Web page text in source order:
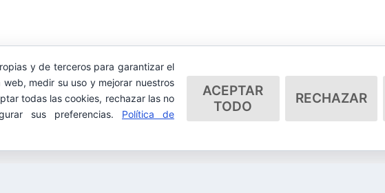
y de terceros para garantizar el
medir su uso y mejorar nuestros
todas las cookies, rechazar las no
sus preferencias. Política de
ACEPTAR
TODO
RECHAZAR